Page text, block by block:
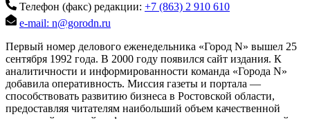
Телефон (факс) редакции: +7 (863) 2 910 610
e-mail: n@gorodn.ru
Первый номер делового еженедельника «Город N» вышел 25
сентября 1992 года. В 2000 году появился сайт издания. К
аналитичности и информированности команда «Города N»
добавила оперативность. Миссия газеты и портала —
способствовать развитию бизнеса в Ростовской области,
предоставляя читателям наибольший объем качественной